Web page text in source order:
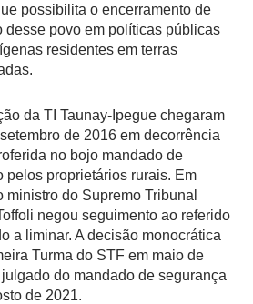
possibilita o encerramento de
desse povo em políticas públicas
residentes em terras
da TI Taunay-Ipegue chegaram
de 2016 em decorrência
no bojo mandado de
pelos proprietários rurais. Em
ministro do Supremo Tribunal
negou seguimento ao referido
a liminar. A decisão monocrática
Turma do STF em maio de
do mandado de segurança
de 2021.